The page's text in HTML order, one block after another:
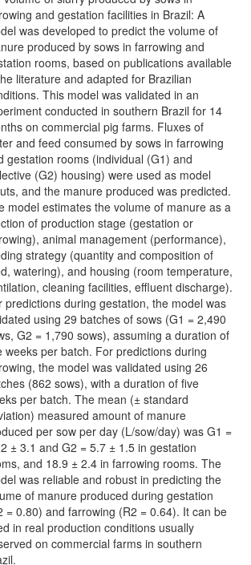
and gestation facilities in Brazil: A
was developed to predict the volume of
produced by sows in farrowing and
rooms, based on publications available
literature and adapted for Brazilian
This model was validated in an
conducted in southern Brazil for 14
on commercial pig farms. Fluxes of
and feed consumed by sows in farrowing
gestation rooms (individual (G1) and
(G2) housing) were used as model
and the manure produced was predicted.
model estimates the volume of manure as a
of production stage (gestation or
animal management (performance),
strategy (quantity and composition of
watering), and housing (room temperature,
cleaning facilities, effluent discharge).
predictions during gestation, the model was
using 29 batches of sows (G1 = 2,490
G2 = 1,790 sows), assuming a duration of
weeks per batch. For predictions during
the model was validated using 26
(862 sows), with a duration of five
per batch. The mean (± standard
measured amount of manure
per sow per day (L/sow/day) was G1 =
± 3.1 and G2 = 5.7 ± 1.5 in gestation
and 18.9 ± 2.4 in farrowing rooms. The
was reliable and robust in predicting the
of manure produced during gestation
= 0.80) and farrowing (R2 = 0.64). It can be
in real production conditions usually
on commercial farms in southern